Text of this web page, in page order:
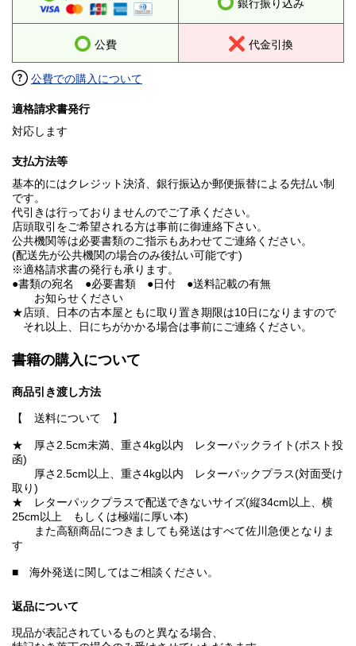
銀行振り込み
公費 代金引換
公費での購入について
適格請求書発行
対応します
支払方法等
基本的にはクレジット決済、銀行振込か郵便振替による先払い制
です。
代引きは行っておりませんのでご了承ください。
店頭取引をご希望される方は事前に御連絡下さい。
公共機関等は必要書類のご指示もあわせてご連絡ください。
(配送先が公共機関の場合のみ後払い可能です)
※適格請求書の発行も承ります。
●書類の宛名 ●必要書類 ●日付 ●送料記載の有無
お知らせください
★店頭、日本の古本屋ともに取り置き期限は10日になりますので
それ以上、日にちがかかる場合は事前にご連絡ください。
書籍の購入について
商品引き渡し方法
【 送料について 】
★ 厚さ2.5cm未満、重さ4kg以内 レターパックライト(ポスト投
函)
厚さ2.5cm以上、重さ4kg以内 レターパックプラス(対面受け
取り)
★ レターパックプラスで配送できないサイズ(縦34cm以上、横
25cm以上 もしくは極端に厚い本)
また高額商品につきましても発送はすべて佐川急便となりま
す
■ 海外発送に関してはご相談ください。
返品について
現品が表記されているものと異なる場合、